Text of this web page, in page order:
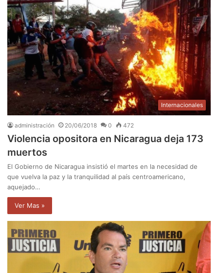
Internacionales
administración 20/06/2018 0 472
Violencia opositora en Nicaragua deja 173
muertos
El Gobierno de Nicaragua insistió el martes en la necesidad de
que vuelva la paz y la tranquilidad al país centroamericano,
aquejado…
Ver Mas »